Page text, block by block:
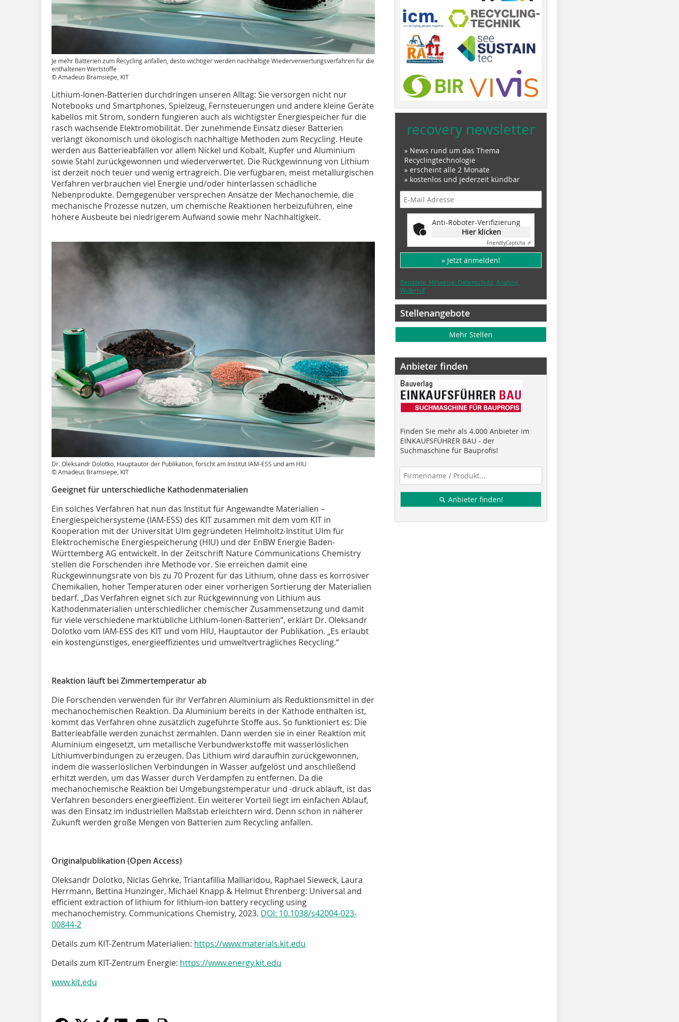
Je mehr Batterien zum Recycling anfallen, desto wichtiger werden nachhaltige Wiederverwertungsverfahren für die
enthaltenen Wertstoffe
© Amadeus Bramsiepe, KIT
Lithium-Ionen-Batterien durchdringen unseren Alltag: Sie versorgen nicht nur
Notebooks und Smartphones, Spielzeug, Fernsteuerungen und andere kleine Geräte
kabellos mit Strom, sondern fungieren auch als wichtigster Energiespeicher für die
rasch wachsende Elektromobilität. Der zunehmende Einsatz dieser Batterien
verlangt ökonomisch und ökologisch nachhaltige Methoden zum Recycling. Heute
werden aus Batterieabfällen vor allem Nickel und Kobalt, Kupfer und Aluminium
sowie Stahl zurückgewonnen und wiederverwertet. Die Rückgewinnung von Lithium
ist derzeit noch teuer und wenig ertragreich. Die verfügbaren, meist metallurgischen
Verfahren verbrauchen viel Energie und/oder hinterlassen schädliche
Nebenprodukte. Demgegenüber versprechen Ansätze der Mechanochemie, die
mechanische Prozesse nutzen, um chemische Reaktionen herbeizuführen, eine
höhere Ausbeute bei niedrigerem Aufwand sowie mehr Nachhaltigkeit.
Dr. Oleksandr Dolotko, Hauptautor der Publikation, forscht am Institut IAM-ESS und am HIU
© Amadeus Bramsiepe, KIT
Geeignet für unterschiedliche Kathodenmaterialien
Ein solches Verfahren hat nun das Institut für Angewandte Materialien –
Energiespeichersysteme (IAM-ESS) des KIT zusammen mit dem vom KIT in
Kooperation mit der Universität Ulm gegründeten Helmholtz-Institut Ulm für
Elektrochemische Energiespeicherung (HIU) und der EnBW Energie Baden-
Württemberg AG entwickelt. In der Zeitschrift Nature Communications Chemistry
stellen die Forschenden ihre Methode vor. Sie erreichen damit eine
Rückgewinnungsrate von bis zu 70 Prozent für das Lithium, ohne dass es korrosiver
Chemikalien, hoher Temperaturen oder einer vorherigen Sortierung der Materialien
bedarf. „Das Verfahren eignet sich zur Rückgewinnung von Lithium aus
Kathodenmaterialien unterschiedlicher chemischer Zusammensetzung und damit
für viele verschiedene marktübliche Lithium-Ionen-Batterien“, erklärt Dr. Oleksandr
Dolotko vom IAM-ESS des KIT und vom HIU, Hauptautor der Publikation. „Es erlaubt
ein kostengünstiges, energieeffizientes und umweltverträgliches Recycling.“
Reaktion läuft bei Zimmertemperatur ab
Die Forschenden verwenden für ihr Verfahren Aluminium als Reduktionsmittel in der
mechanochemischen Reaktion. Da Aluminium bereits in der Kathode enthalten ist,
kommt das Verfahren ohne zusätzlich zugeführte Stoffe aus. So funktioniert es: Die
Batterieabfälle werden zunächst zermahlen. Dann werden sie in einer Reaktion mit
Aluminium eingesetzt, um metallische Verbundwerkstoffe mit wasserlöslichen
Lithiumverbindungen zu erzeugen. Das Lithium wird daraufhin zurückgewonnen,
indem die wasserlöslichen Verbindungen in Wasser aufgelöst und anschließend
erhitzt werden, um das Wasser durch Verdampfen zu entfernen. Da die
mechanochemische Reaktion bei Umgebungstemperatur und -druck abläuft, ist das
Verfahren besonders energieeffizient. Ein weiterer Vorteil liegt im einfachen Ablauf,
was den Einsatz im industriellen Maßstab erleichtern wird. Denn schon in näherer
Zukunft werden große Mengen von Batterien zum Recycling anfallen.
Originalpublikation (Open Access)
Oleksandr Dolotko, Niclas Gehrke, Triantafillia Malliaridou, Raphael Sieweck, Laura
Herrmann, Bettina Hunzinger, Michael Knapp & Helmut Ehrenberg: Universal and
efficient extraction of lithium for lithium-ion battery recycling using
mechanochemistry. Communications Chemistry, 2023. DOI: 10.1038/s42004-023-
00844-2
Details zum KIT-Zentrum Materialien: https://www.materials.kit.edu
Details zum KIT-Zentrum Energie: https://www.energy.kit.edu
www.kit.edu
recovery newsletter
» News rund um das Thema
Recyclingtechnologie
» erscheint alle 2 Monate
» kostenlos und jederzeit kündbar
Anti-Roboter-Verifizierung
Hier klicken
FriendlyCaptcha ⇗
» Jetzt anmelden!
Beispiele, Hinweise: Datenschutz, Analyse,
Widerruf
Stellenangebote
Mehr Stellen
Anbieter finden
Finden Sie mehr als 4.000 Anbieter im
EINKAUFSFÜHRER BAU - der
Suchmaschine für Bauprofis!
Anbieter finden!